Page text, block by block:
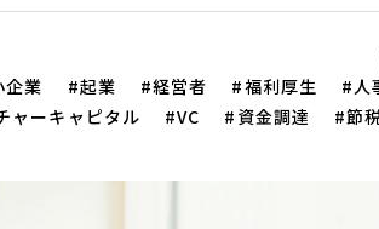
企業 起業 経営者 福利厚生 人
ャーキャピタル VC 資金調達 節